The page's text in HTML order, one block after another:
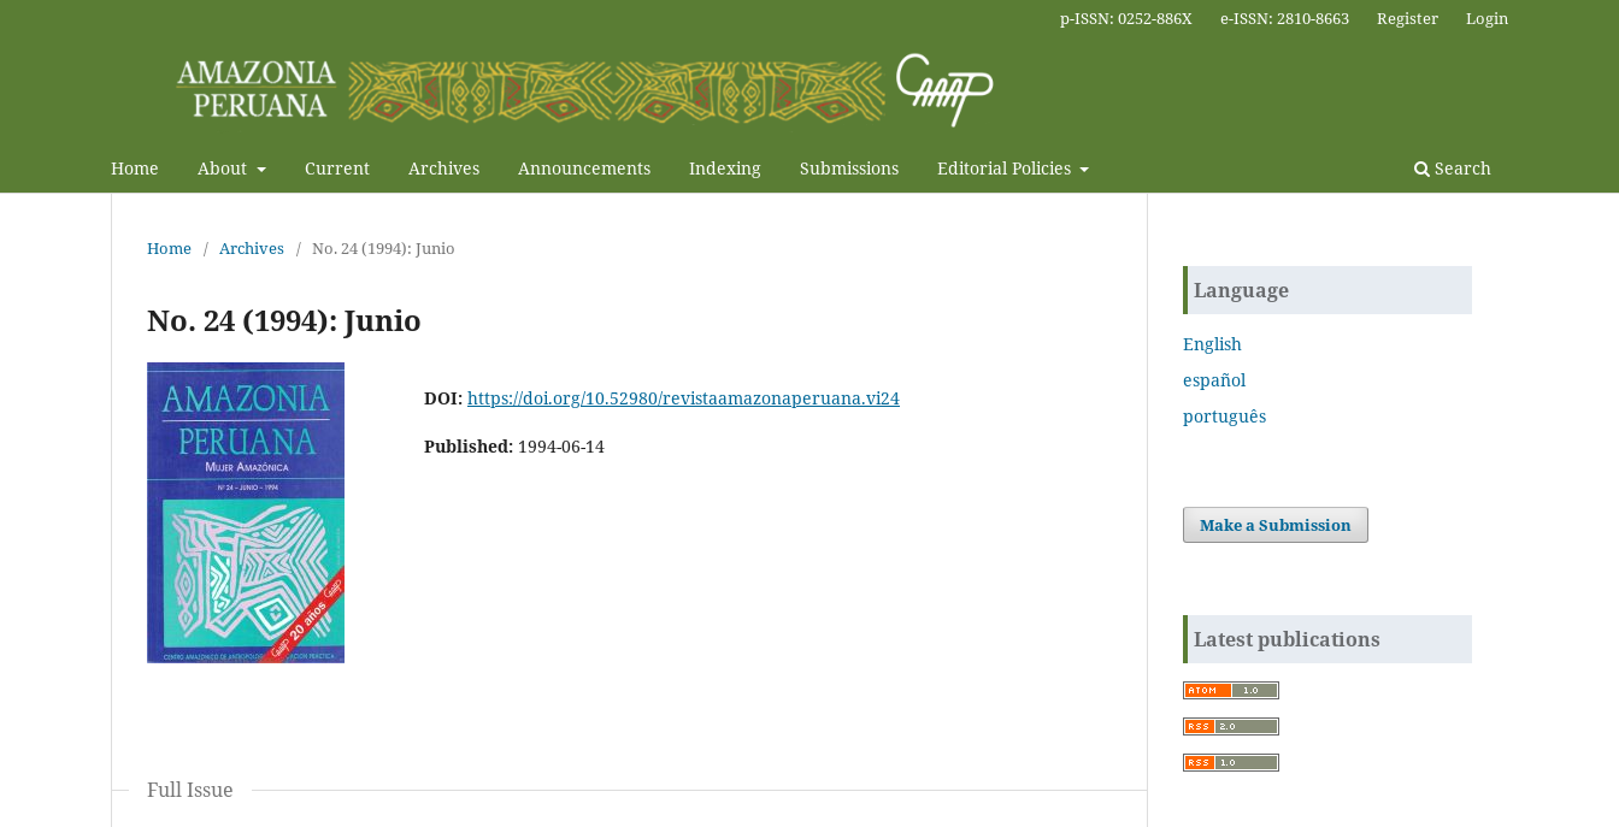
Home About Current Archives Announcements Indexing Submissions Editorial Policies Search
p-ISSN: 0252-886X e-ISSN: 2810-8663 Register Login
Home / Archives / No. 24 (1994): Junio
No. 24 (1994): Junio
DOI: https://doi.org/10.52980/revistaamazonaperuana.vi24
Published: 1994-06-14
Full Issue
Language
English
español
português
Make a Submission
Latest publications